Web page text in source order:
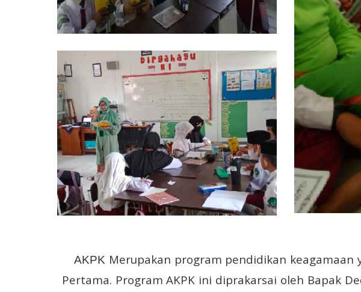
AKPK Merupakan program pendidikan keagamaan
Pertama. Program AKPK ini diprakarsai oleh Bapak